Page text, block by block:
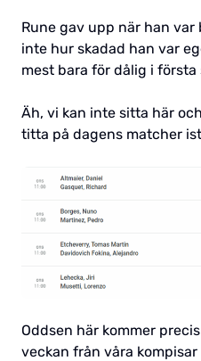
Rune gav upp när han var
inte hur skadad han var
mest bara för dålig i första
Äh, vi kan inte sitta här
titta på dagens matcher
Oddsen här kommer
veckan från våra